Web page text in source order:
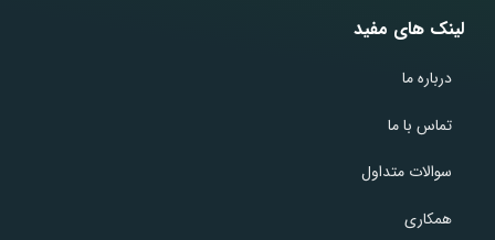
لینک های مفید
درباره ما
تماس با ما
سوالات متداول
همکاری